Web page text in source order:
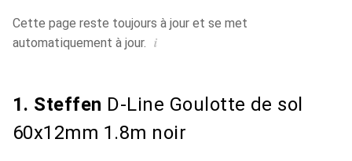
Cette page reste toujours à jour et se met
automatiquement à jour. i
1. Steffen D-Line Goulotte de sol
60x12mm 1.8m noir